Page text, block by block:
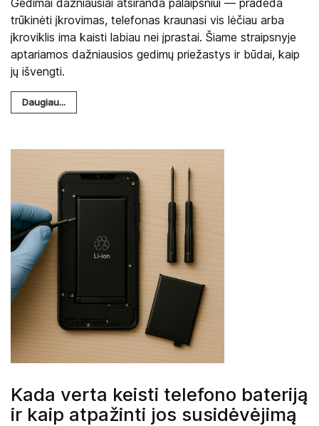
trūkinėti įkrovimas, telefonas kraunasi vis lėčiau arba
įkroviklis ima kaisti labiau nei įprastai. Šiame straipsnyje
aptariamos dažniausios gedimų priežastys ir būdai, kaip
jų išvengti.
Daugiau...
Kada verta keisti telefono bateriją
ir kaip atpažinti jos susidėvėjimą